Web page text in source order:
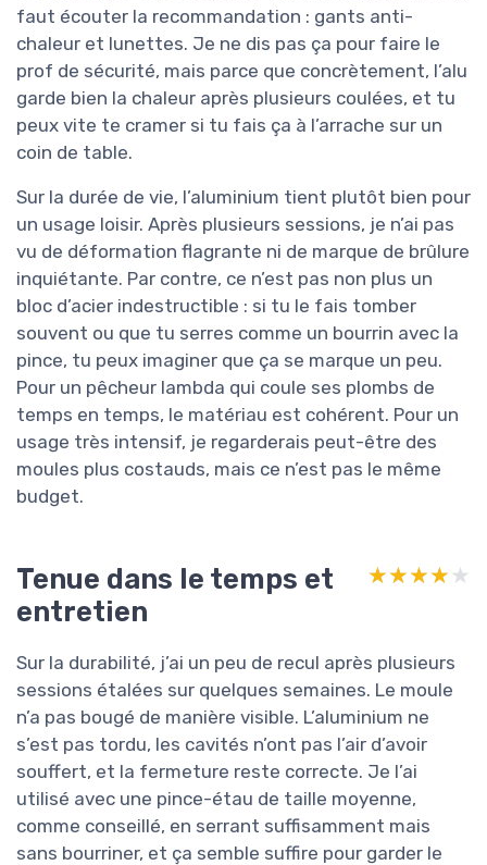
faut écouter la recommandation : gants anti-
chaleur et lunettes. Je ne dis pas ça pour faire le
prof de sécurité, mais parce que concrètement, l’alu
garde bien la chaleur après plusieurs coulées, et tu
peux vite te cramer si tu fais ça à l’arrache sur un
coin de table.
Sur la durée de vie, l’aluminium tient plutôt bien pour
un usage loisir. Après plusieurs sessions, je n’ai pas
vu de déformation flagrante ni de marque de brûlure
inquiétante. Par contre, ce n’est pas non plus un
bloc d’acier indestructible : si tu le fais tomber
souvent ou que tu serres comme un bourrin avec la
pince, tu peux imaginer que ça se marque un peu.
Pour un pêcheur lambda qui coule ses plombs de
temps en temps, le matériau est cohérent. Pour un
usage très intensif, je regarderais peut-être des
moules plus costauds, mais ce n’est pas le même
budget.
Tenue dans le temps et
entretien
★★★★★
★★★★★
Sur la durabilité, j’ai un peu de recul après plusieurs
sessions étalées sur quelques semaines. Le moule
n’a pas bougé de manière visible. L’aluminium ne
s’est pas tordu, les cavités n’ont pas l’air d’avoir
souffert, et la fermeture reste correcte. Je l’ai
utilisé avec une pince-étau de taille moyenne,
comme conseillé, en serrant suffisamment mais
sans bourriner, et ça semble suffire pour garder le